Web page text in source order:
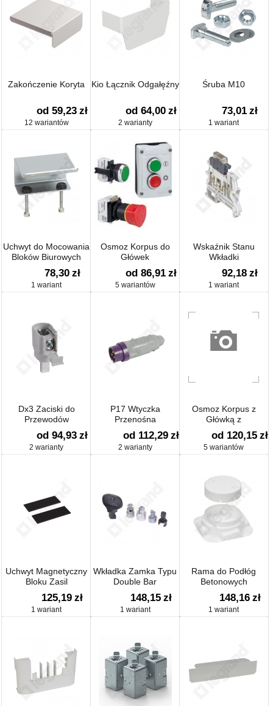
Zakończenie Koryta
od 59,23 zł
12 wariantów
Kio Łącznik Odgałęźny
od 64,00 zł
2 warianty
Śruba M10
73,01 zł
1 wariant
Uchwyt do Mocowania
Bloków Biurowych
78,30 zł
1 wariant
Osmoz Korpus do
Główek
Podświetlanych
od 86,91 zł
5 wariantów
Wskaźnik Stanu
Wkładki
Bezpiecznikowej
110/250vac
92,18 zł
1 wariant
Dx3 Zaciski do
Przewodów
Aluminiowych
od 94,93 zł
2 warianty
P17 Wtyczka
Przenośna
od 112,29 zł
2 warianty
Osmoz Korpus z
Główką z
Podświetleniem
od 120,15 zł
5 wariantów
Uchwyt Magnetyczny
Bloku Zasil
125,19 zł
1 wariant
Wkładka Zamka Typu
Double Bar
148,15 zł
1 wariant
Rama do Podłóg
Betonowych
148,16 zł
1 wariant